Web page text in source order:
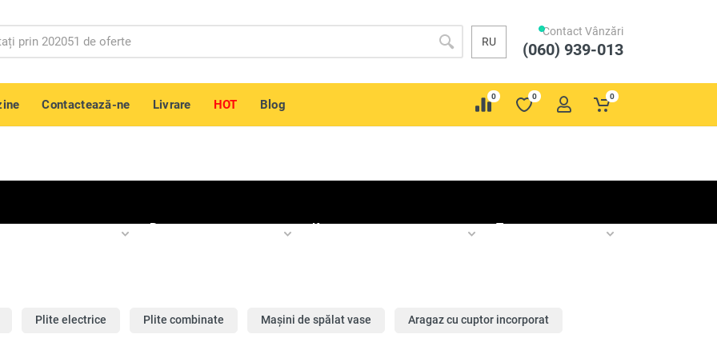
RU
Contact Vânzări
(060) 939-013
Contactează-ne Livrare HOT Blog
0 0 0
сушильные
Встраиваемая
Крупная кухонная
Техника для
Plite electrice Plite combinate Mașini de spălat vase Aragaz cu cuptor incorporat